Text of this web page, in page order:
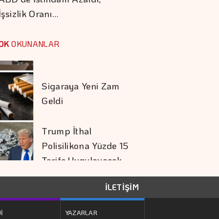
Oranı…
OKUNANLARGetirisi Yüksek
Geldi
Polisilikona Yüzde 15
Tarife Uygulayacak
Görmek İsteyenlere
Avantajlı Tur
Seçenekleri
İLETİŞİM
YAZARLAR